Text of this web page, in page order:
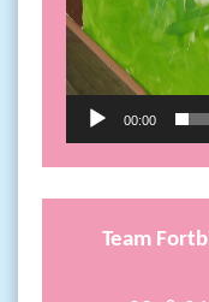
00:00
Team